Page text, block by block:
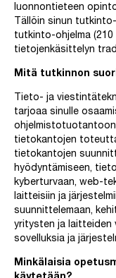
luonnontieteen
Tällöin sinun
tutkinto-ohjelma
tietojenkäsittelyn
Mitä tutkinnon
Tieto- ja
tarjoaa sinulle
tietokantojen
tietokantojen
hyödyntämiseen,
kyberturvaan, web-
laitteisiin ja
suunnittelemaan,
yritysten ja laitteiden
sovelluksia ja
Minkälaisia